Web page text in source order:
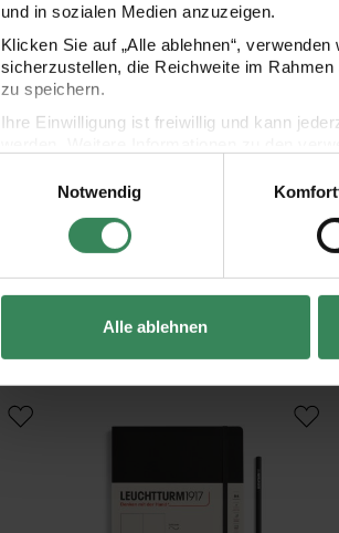
und in sozialen Medien anzuzeigen.
Klicken Sie auf „Alle ablehnen“,
sicherzustellen, die Reichweite im
zu speichern.
Ihre Einwilligung ist freiwillig und kann
Impressum
Datenschutz Vertrag
Notwendig
Alle ablehnen